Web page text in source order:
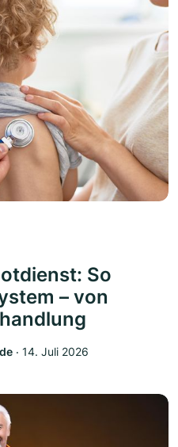
So
– von
‧ 14. Juli 2026